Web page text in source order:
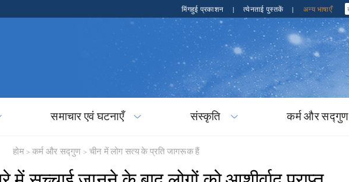
मिंगहुई प्रकाशन | त्येनताई पुस्तकें | अन्य भाषाएँ
समाचार एवं घटनाएँ संस्कृति कर्म और सद्गुण
होम > कर्म और सद्गुण > चीन में लोग सत्य के प्रति जागरूक हैं